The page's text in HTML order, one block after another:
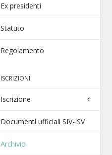
Ex presidenti
Statuto
Regolamento
ISCRIZIONI
Iscrizione
Documenti ufficiali SIV-ISV
Archivio